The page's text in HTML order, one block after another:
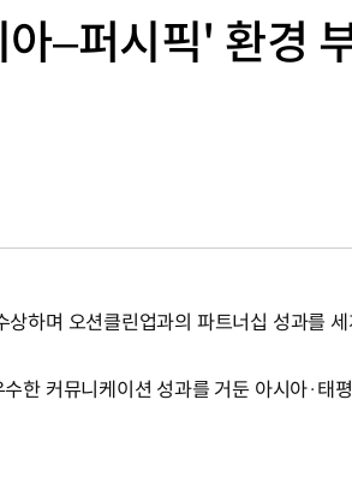
–퍼시픽' 환경
하며 오션클린업과의 파트너십 성과를
한 커뮤니케이션 성과를 거둔 아시아·태